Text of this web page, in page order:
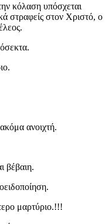
κόλαση υπόσχεται
στραφείς στον Χριστό, ο
ανοιχτή.
βέβαιη.
μαρτύριο.!!!